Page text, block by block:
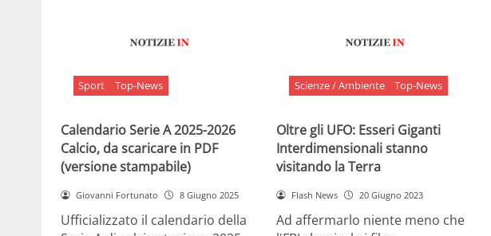
Sport Top-News
Calendario Serie A 2025-2026
Calcio, da scaricare in PDF
(versione stampabile)
Giovanni Fortunato 8 Giugno 2025
Ufficializzato il calendario della
Scienze / Ambiente Top-News
Oltre gli UFO: Esseri Giganti
Interdimensionali stanno
visitando la Terra
Flash News 20 Giugno 2023
Ad affermarlo niente meno che